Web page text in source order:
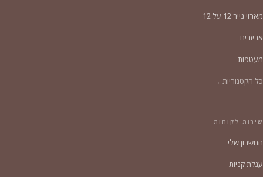
מארזי נייר 12 על 12
אביזרים
מעטפות
כל הקטגוריות →
שירות לקוחות
החשבון שלי
עגלת קניות